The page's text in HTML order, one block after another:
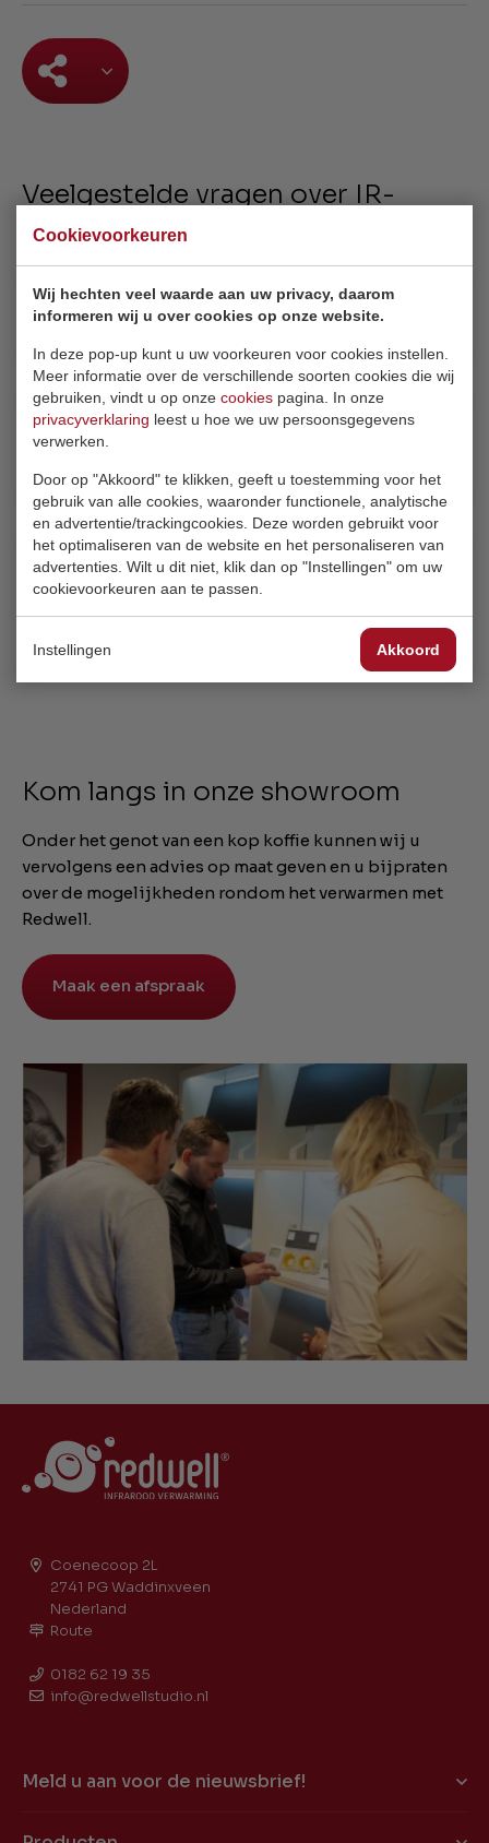
Cookievoorkeuren
Wij hechten veel waarde aan uw privacy, daarom
informeren wij u over cookies op onze website.
In deze pop-up kunt u uw voorkeuren voor cookies instellen.
Meer informatie over de verschillende soorten cookies die wij
gebruiken, vindt u op onze cookies pagina. In onze
privacyverklaring leest u hoe we uw persoonsgegevens
verwerken.
Door op "Akkoord" te klikken, geeft u toestemming voor het
gebruik van alle cookies, waaronder functionele, analytische
en advertentie/trackingcookies. Deze worden gebruikt voor
het optimaliseren van de website en het personaliseren van
advertenties. Wilt u dit niet, klik dan op "Instellingen" om uw
cookievoorkeuren aan te passen.
Instellingen Akkoord
Veelgestelde vragen over IR-
verwarming
Hoe stuur je een infrarood paneel aan?
Is de stralingswarmte van een
Kan infrarood verwarming worden
Kom langs in onze showroom
Onder het genot van een kop koffie kunnen wij u
vervolgens een advies op maat geven en u bijpraten
over de mogelijkheden rondom het verwarmen met
Redwell.
Maak een afspraak
Coenecoop 2L
2741 PG Waddinxveen
Nederland
Route
0182 62 19 35
info@redwellstudio.nl
Meld u aan voor de nieuwsbrief!